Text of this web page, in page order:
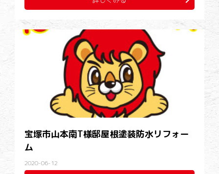
宝塚市山本南T様邸屋根塗装防水リフォー
ム
2020-06-12